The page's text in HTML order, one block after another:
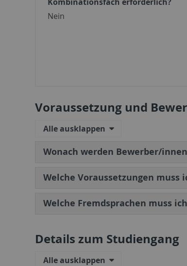
Nein
Voraussetzung und
Alle ausklappen
Wonach werden Bewerber/
Welche Voraussetzungen
Welche Fremdsprachen muss
Details zum Studiengang
Alle ausklappen